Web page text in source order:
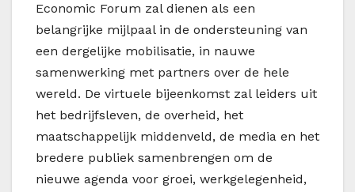
Economic Forum zal dienen als een
belangrijke mijlpaal in de ondersteuning van
een dergelijke mobilisatie, in nauwe
samenwerking met partners over de hele
wereld. De virtuele bijeenkomst zal leiders uit
het bedrijfsleven, de overheid, het
maatschappelijk middenveld, de media en het
bredere publiek samenbrengen om de
nieuwe agenda voor groei, werkgelegenheid,